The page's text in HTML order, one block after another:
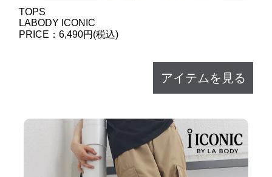
TOPS
LABODY ICONIC
PRICE：6,490円(税込)
アイテムを見る